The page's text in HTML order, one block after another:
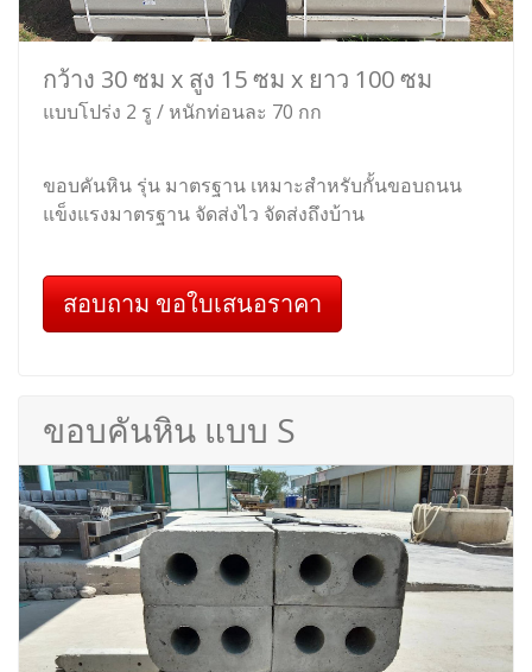
กว้าง 30 ซม x สูง 15 ซม x ยาว 100 ซม
แบบโปร่ง 2 รู / หนักท่อนละ 70 กก
ขอบคันหิน รุ่น มาตรฐาน เหมาะสำหรับกั้นขอบถนน
แข็งแรงมาตรฐาน จัดส่งไว จัดส่งถึงบ้าน
สอบถาม ขอใบเสนอราคา
ขอบคันหิน แบบ S